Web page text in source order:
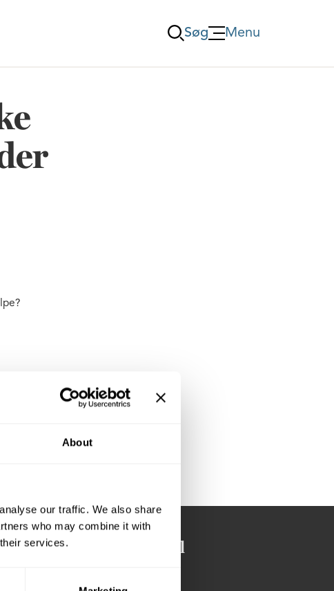
About
our traffic. We also share
who may combine it with
services.
Søg
Öppna Menu
Menu
Ledige lejemål